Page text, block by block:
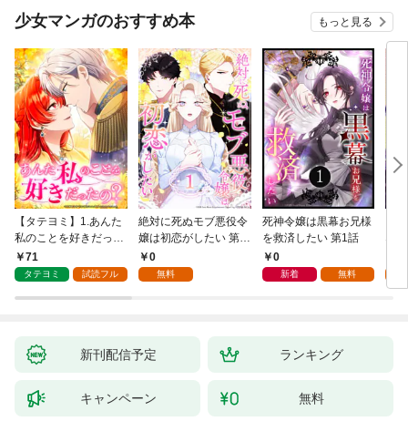
少女マンガのおすすめ本 もっと見る
【タテヨミ】1.あんた
私のことを好きだった
の？
71
タテヨミ 試読フル
絶対に死ぬモブ悪役令
嬢は初恋がしたい 第1
話0
無料
死神令嬢は黒幕お兄様
を救済したい 第1話
0
新着 無料
な
新刊配信予定 ランキング
キャンペーン 無料